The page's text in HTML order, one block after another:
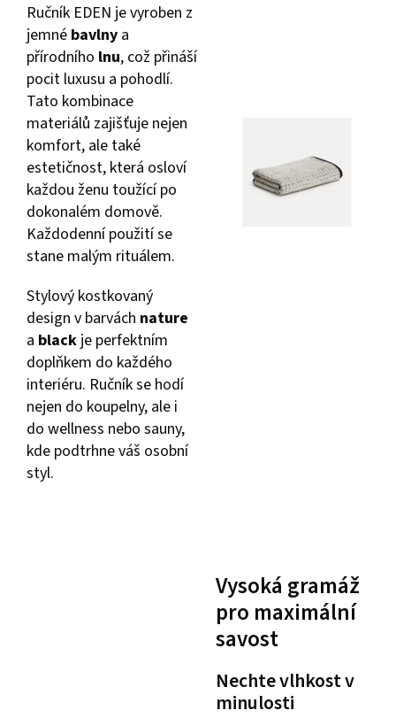
Ručník EDEN je vyroben z
jemné bavlny a
přírodního lnu, což přináší
pocit luxusu a pohodlí.
Tato kombinace
materiálů zajišťuje nejen
komfort, ale také
estetičnost, která osloví
každou ženu toužící po
dokonalém domově.
Každodenní použití se
stane malým rituálem.
Stylový kostkovaný
design v barvách nature
a black je perfektním
doplňkem do každého
interiéru. Ručník se hodí
nejen do koupelny, ale i
do wellness nebo sauny,
kde podtrhne váš osobní
styl.
Vysoká gramáž
pro maximální
savost
Nechte vlhkost v
minulosti